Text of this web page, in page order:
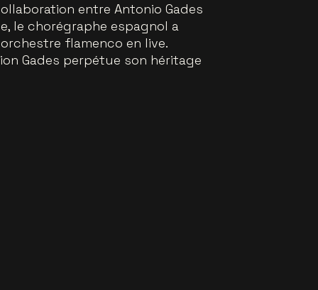
entre Antonio Gades
le chorégraphe espagnol a
flamenco en live.
Gades perpétue son héritage